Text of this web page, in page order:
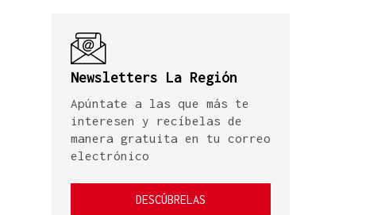
Newsletters La Región
Apúntate a las que más te
interesen y recíbelas de
manera gratuita en tu correo
electrónico
DESCÚBRELAS